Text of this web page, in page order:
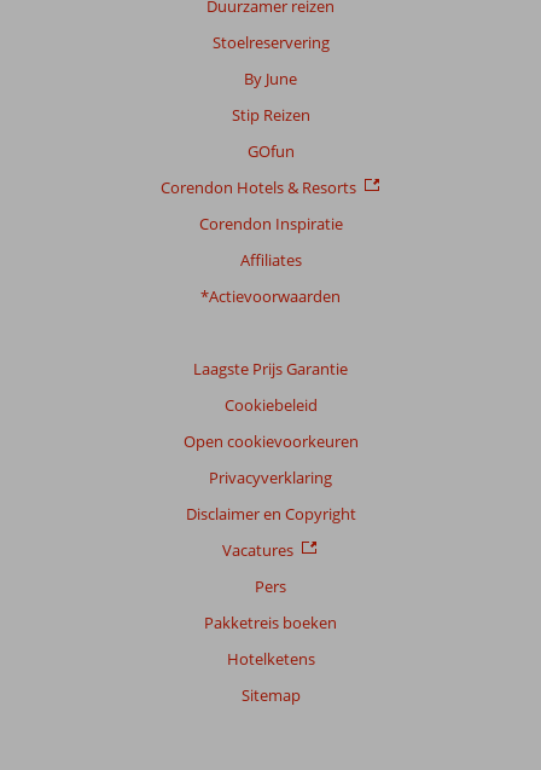
Duurzamer reizen
Stoelreservering
By June
Stip Reizen
GOfun
Corendon Hotels & Resorts
Corendon Inspiratie
Affiliates
*Actievoorwaarden
Laagste Prijs Garantie
Cookiebeleid
Open cookievoorkeuren
Privacyverklaring
Disclaimer en Copyright
Vacatures
Pers
Pakketreis boeken
Hotelketens
Sitemap